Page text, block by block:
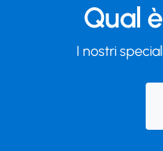
Qual
I nostri